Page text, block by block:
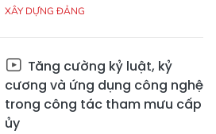
XÂY DỰNG ĐẢNG
Tăng cường kỷ luật, kỷ
cương và ứng dụng công nghệ
trong công tác tham mưu cấp
ủy